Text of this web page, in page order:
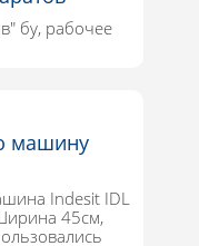
бу, рабочее
машину
Indesit IDL
45см,